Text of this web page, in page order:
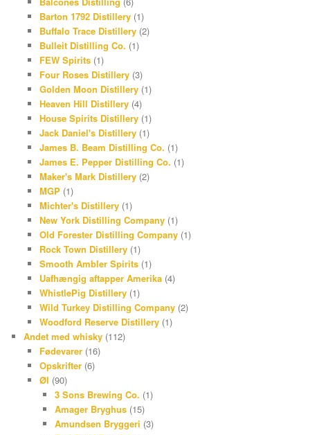
a
m
e
s
Barton 1792 Distillery(1)
Buffalo Trace Distillery(2)
Bulleit Distilling Co. (1)
FEW Spirits(1)
Four Roses Distillery(3)
Golden Moon Distillery(1)
Heaven Hill Distillery(4)
House Spirits Distillery(1)
Jack Daniel's Distillery(1)
James B. Beam Distilling Co. (1)
James E. Pepper Distilling Co. (1)
Maker's Mark Distillery(2)
MGP(1)
Michter's Distillery(1)
New York Distilling Company(1)
Old Forester Distilling Company(1)
Rock Town Distillery(1)
Smooth Ambler Spirits(1)
Uafhængig aftapper Amerika(4)
WhistlePig Distillery(1)
Wild Turkey Distilling Company(2)
Woodford Reserve Distillery(1)
Andet med whisky (112)
Fødevarer(16)
Opskrifter(6)
Øl (90)
3 Sons Brewing Co. (1)
Amager Bryghus (15)
Amundsen Bryggeri (3)